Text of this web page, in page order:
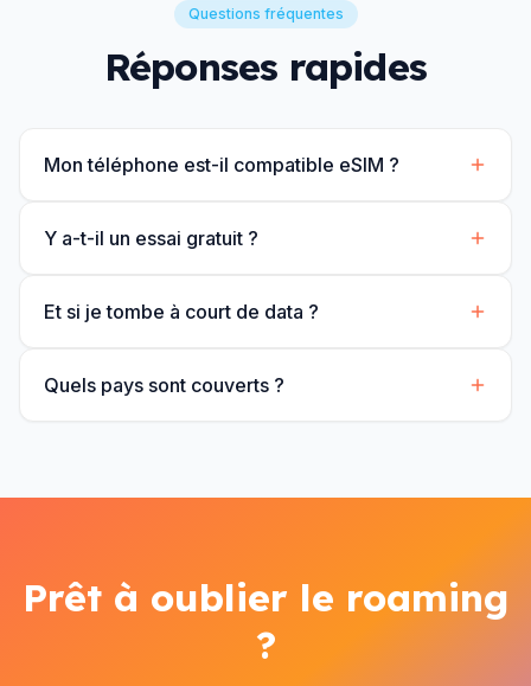
Questions fréquentes
Réponses rapides
Mon téléphone est-il compatible eSIM ?
Y a-t-il un essai gratuit ?
Et si je tombe à court de data ?
Quels pays sont couverts ?
Prêt à oublier le roaming
?